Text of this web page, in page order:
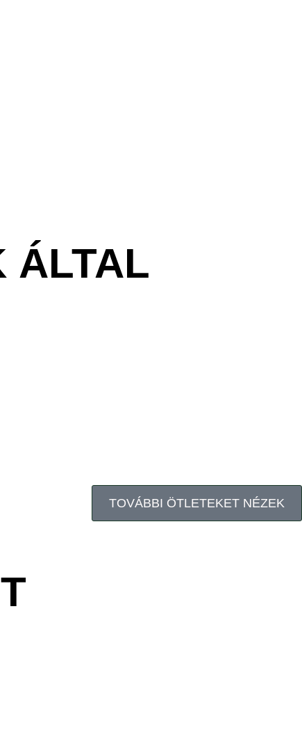
ÁLTAL
TOVÁBBI ÖTLETEKET NÉZEK